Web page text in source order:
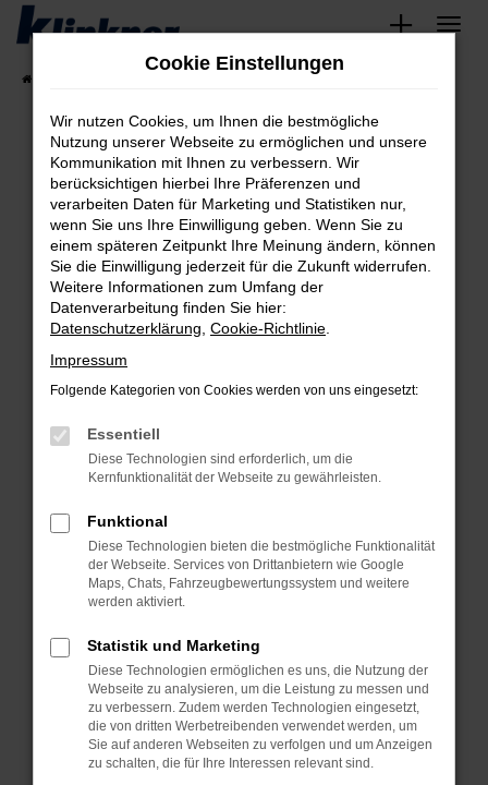
Zum
springen
Fehler: Network Error
Beim Laden ist ein Fehler aufgetreten.
Hier sind ein paar Tipps, die dir helfen können:
Überprüfe deine Firewall und deine
Internetverbindung.
Laden andere Webseiten, zum Beispiel deine
Suchmaschine?
Prüfe deine Browsererweiterungen.
können das Laden bestimmter Seiten
verhindern. Funktioniert die Seite in einem
anderen Browser oder in einem privaten
Starte dein Gerät neu.
Das kann manchmal helfen, vorübergehende
Probleme zu beheben.
Betriebssystem auf dem neuesten Stand
sind.
Veraltete Software birgt nicht nur ein
Sicherheitsrisiko, sondern kann auch dazu
führen, dass bestimmte Funktionen nicht mehr
unterstützt werden.
Cookie Einstellungen
Wir nutzen Cookies, um Ihnen die bestmögliche
Nutzung unserer Webseite zu ermöglichen und unsere
Kommunikation mit Ihnen zu verbessern. Wir
berücksichtigen hierbei Ihre Präferenzen und
verarbeiten Daten für Marketing und Statistiken nur,
wenn Sie uns Ihre Einwilligung geben. Wenn Sie zu
einem späteren Zeitpunkt Ihre Meinung ändern, können
Sie die Einwilligung jederzeit für die Zukunft widerrufen.
Weitere Informationen zum Umfang der
Datenverarbeitung finden Sie hier:
Datenschutzerklärung Cookie-Richtlinie
Impressum
Folgende Kategorien von Cookies werden von uns eingesetzt:
Essentiell
Diese Technologien sind erforderlich, um die
Kernfunktionalität der Webseite zu gewährleisten.
Funktional
Diese Technologien bieten die bestmögliche Funktionalität
der Webseite. Services von Drittanbietern wie Google
Maps, Chats, Fahrzeugbewertungssystem und weitere
werden aktiviert.
Statistik und Marketing
Diese Technologien ermöglichen es uns, die Nutzung der
Webseite zu analysieren, um die Leistung zu messen und
zu verbessern. Zudem werden Technologien eingesetzt,
die von dritten Werbetreibenden verwendet werden, um
Sie auf anderen Webseiten zu verfolgen und um Anzeigen
zu schalten, die für Ihre Interessen relevant sind.